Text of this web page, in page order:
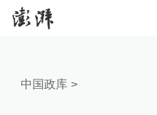
中国政库 >